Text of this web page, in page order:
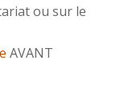
ou sur le
AVANT